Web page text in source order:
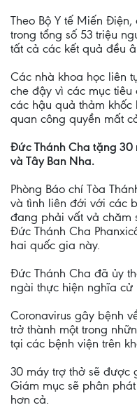
Theo Bộ Y tế Miến
trong tổng số 53 triệu
tất cả các kết quả đều
Các nhà khoa học liên
che đậy vì các mục tiêu
các hậu quả thảm
quan công quyền mất
Ðức Thánh Cha tặng 30
và Tây Ban Nha.
Phòng Báo chí Tòa
và tình liên đới với các
đang phải vất vả chăm
Ðức Thánh Cha
hai quốc gia này.
Đức Thánh Cha đã ủy
ngài thực hiện nghĩa cử
Coronavirus gây bệnh
trở thành một trong
tại các bệnh viện trên
30 máy trợ thở sẽ được
Giám mục sẽ phân
hơn cả.